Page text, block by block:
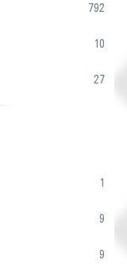
792
10
27
1
9
9